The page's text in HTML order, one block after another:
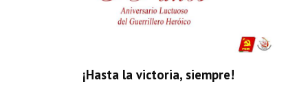
¡Hasta la victoria, siempre!